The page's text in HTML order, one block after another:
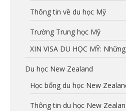
Thông tin về du học Mỹ
Trường Trung học Mỹ
XIN VISA DU HỌC MỸ:
Du học New Zealand
Học bổng du học New
Thông tin du học New